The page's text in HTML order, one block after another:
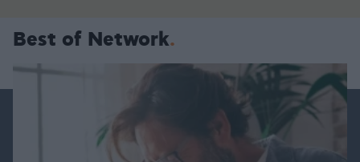
Best of Network